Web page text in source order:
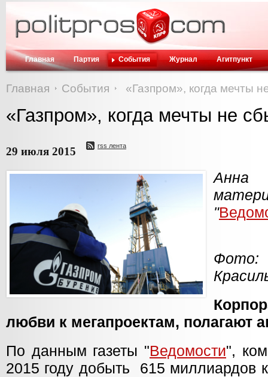
Главная Партия События Журнал Агитпункт
Главная События «Газпром», когда мечты
«Газпром», когда мечты не
29 июля 2015 rss лента
Анна
"
любви к мегапроектам, полагают
По данным газеты "Ведомости",
2015 году добыть 615 миллиардов